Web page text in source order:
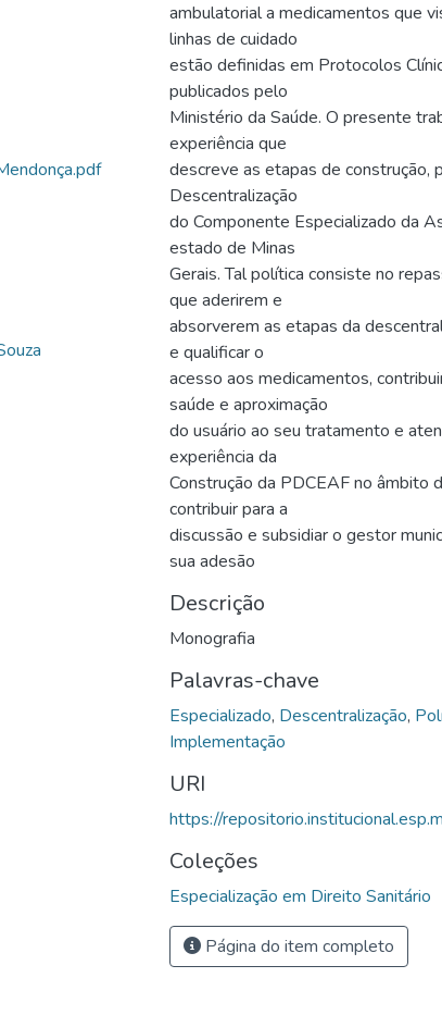
ambulatorial a medicamentos que
linhas de cuidado
estão definidas em Protocolos
publicados pelo
Ministério da Saúde. O presente
experiência que
descreve as etapas de construção,
Descentralização
do Componente Especializado da
estado de Minas
Gerais. Tal política consiste no
que aderirem e
absorverem as etapas da
e qualificar o
acesso aos medicamentos,
saúde e aproximação
do usuário ao seu tratamento e
experiência da
Construção da PDCEAF no âmbito
contribuir para a
discussão e subsidiar o gestor
sua adesão
Descrição
Monografia
Palavras-chave
Especializado, Descentralização,
Implementação
URI
https://
Coleções
Especialização em Direito Sanitário
Página do item completo